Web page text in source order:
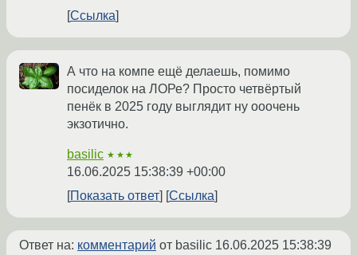
Ссылка
А что на компе ещё делаешь, помимо
посиделок на ЛОРе? Просто четвёртый
пенёк в 2025 году выглядит ну ооочень
экзотично.
basilic ★★★
16.06.2025 15:38:39 +00:00
Показать ответ
Ссылка
Ответ на: комментарий от basilic 16.06.2025 15:38:39